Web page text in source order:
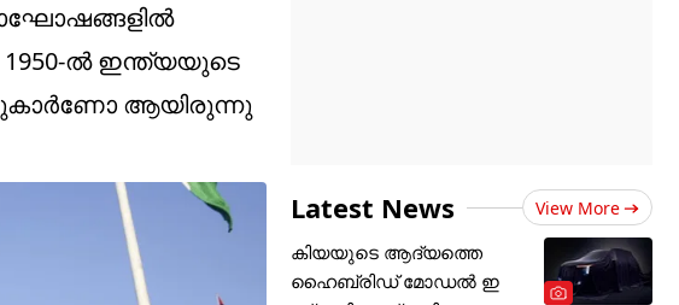
ൽ ഇന്ത്യയുടെ
ആയിരുന്നു
Latest News View More
കിയയുടെ ആദ്യത്തെ
ഹൈബ്രിഡ് മോഡൽ ഇ